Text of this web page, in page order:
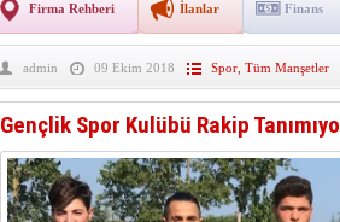
BANA GÖRE
Vezirköprü CHP’de istifa
Firma Rehberi İlanlar Finans
admin 09 Ekim 2018 Spor, Tüm Manşetler
Gençlik Spor Kulübü Rakip